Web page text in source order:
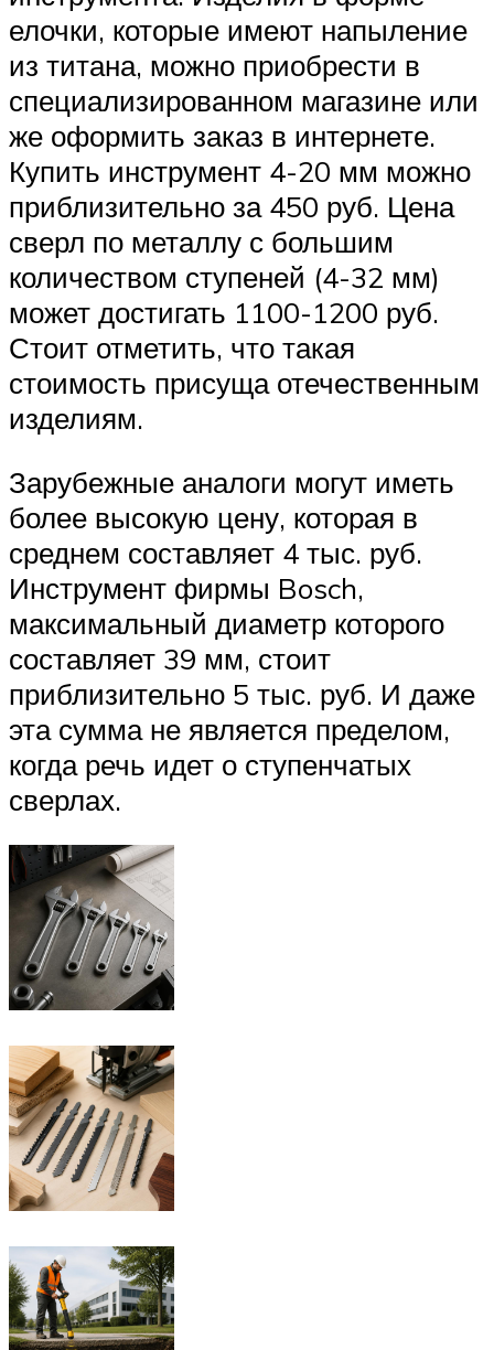
елочки, которые имеют напыление
из титана, можно приобрести в
специализированном магазине или
же оформить заказ в интернете.
Купить инструмент 4-20 мм можно
приблизительно за 450 руб. Цена
сверл по металлу с большим
количеством ступеней (4-32 мм)
может достигать 1100-1200 руб.
Стоит отметить, что такая
стоимость присуща отечественным
изделиям.
Зарубежные аналоги могут иметь
более высокую цену, которая в
среднем составляет 4 тыс. руб.
Инструмент фирмы Bosch,
максимальный диаметр которого
составляет 39 мм, стоит
приблизительно 5 тыс. руб. И даже
эта сумма не является пределом,
когда речь идет о ступенчатых
сверлах.